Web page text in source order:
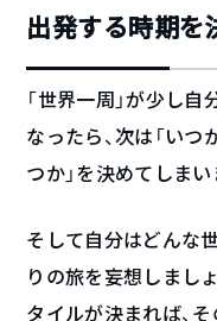
出発する時期を
「世界一周」が少し
なったら、次は「いつ
つか」を決めてしまい
そして自分はどんな
りの旅を妄想しまし
タイルが決まれば、